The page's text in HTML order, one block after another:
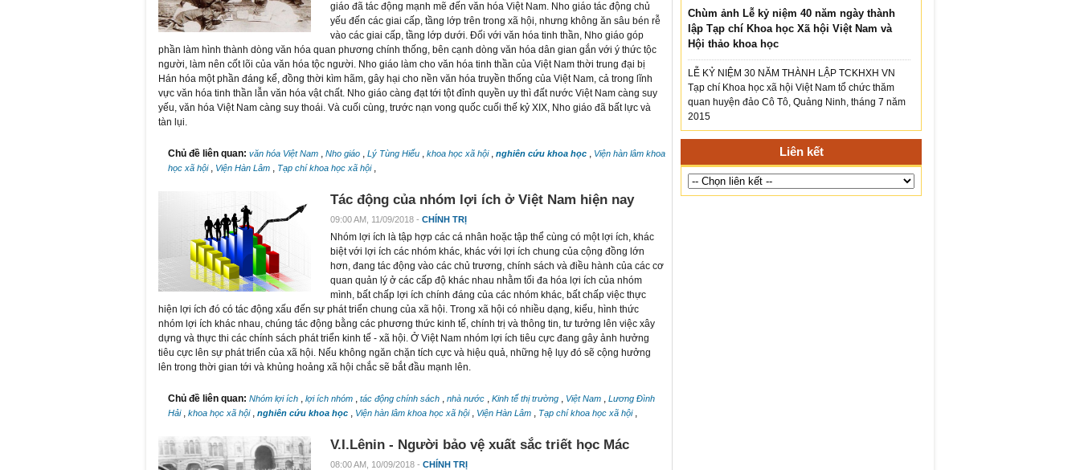
giáo đã tác động mạnh mẽ đến văn hóa Việt Nam. Nho giáo tác động chủ
yếu đến các giai cấp, tầng lớp trên trong xã hội, nhưng không ăn sâu bén rễ
vào các giai cấp, tầng lớp dưới. Đối với văn hóa tinh thần, Nho giáo góp
phần làm hình thành dòng văn hóa quan phương chính thống, bên cạnh dòng văn hóa dân gian gắn với ý thức tộc
người, làm nên cốt lõi của văn hóa tộc người. Nho giáo làm cho văn hóa tinh thần của Việt Nam thời trung đại bị
Hán hóa một phần đáng kể, đồng thời kìm hãm, gây hại cho nền văn hóa truyền thống của Việt Nam, cả trong lĩnh
vực văn hóa tinh thần lẫn văn hóa vật chất. Nho giáo càng đạt tới tột đỉnh quyền uy thì đất nước Việt Nam càng suy
yếu, văn hóa Việt Nam càng suy thoái. Và cuối cùng, trước nạn vong quốc cuối thế kỷ XIX, Nho giáo đã bất lực và
tàn lụi.
Chủ đề liên quan: văn hóa Việt Nam , Nho giáo , Lý Tùng Hiếu , khoa học xã hội , nghiên cứu khoa học , Viện hàn lâm khoa
học xã hội , Viện Hàn Lâm , Tạp chí khoa học xã hội ,
Tác động của nhóm lợi ích ở Việt Nam hiện nay
09:00 AM, 11/09/2018 - CHÍNH TRỊ
Nhóm lợi ích là tập hợp các cá nhân hoặc tập thể cùng có một lợi ích, khác
biệt với lợi ích các nhóm khác, khác với lợi ích chung của cộng đồng lớn
hơn, đang tác động vào các chủ trương, chính sách và điều hành của các cơ
quan quản lý ở các cấp độ khác nhau nhằm tối đa hóa lợi ích của nhóm
mình, bất chấp lợi ích chính đáng của các nhóm khác, bất chấp việc thực
hiện lợi ích đó có tác động xấu đến sự phát triển chung của xã hội. Trong xã hội có nhiều dạng, kiểu, hình thức
nhóm lợi ích khác nhau, chúng tác động bằng các phương thức kinh tế, chính trị và thông tin, tư tưởng lên việc xây
dựng và thực thi các chính sách phát triển kinh tế - xã hội. Ở Việt Nam nhóm lợi ích tiêu cực đang gây ảnh hưởng
tiêu cực lên sự phát triển của xã hội. Nếu không ngăn chặn tích cực và hiệu quả, những hệ lụy đó sẽ cộng hưởng
lên trong thời gian tới và khủng hoảng xã hội chắc sẽ bắt đầu mạnh lên.
Chủ đề liên quan: Nhóm lợi ích , lợi ích nhóm , tác động chính sách , nhà nước , Kinh tế thị trường , Việt Nam , Lương Đình
Hải , khoa học xã hội , nghiên cứu khoa học , Viện hàn lâm khoa học xã hội , Viện Hàn Lâm , Tạp chí khoa học xã hội ,
V.I.Lênin - Người bảo vệ xuất sắc triết học Mác
08:00 AM, 10/09/2018 - CHÍNH TRỊ
Chùm ảnh Lễ kỷ niệm 40 năm ngày thành
lập Tạp chí Khoa học Xã hội Việt Nam và
Hội thảo khoa học
LỄ KỶ NIỆM 30 NĂM THÀNH LẬP TCKHXH VN
Tạp chí Khoa học xã hội Việt Nam tổ chức thăm
quan huyện đảo Cô Tô, Quảng Ninh, tháng 7 năm
2015
Liên kết